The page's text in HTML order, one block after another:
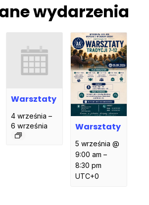
wydarzenia
Warsztaty
4 września –
6 września
Warsztaty
5 września @
9:00 am –
8:30 pm
UTC+0